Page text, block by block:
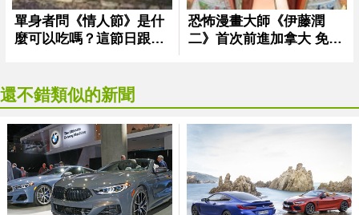
還不錯類似的新聞